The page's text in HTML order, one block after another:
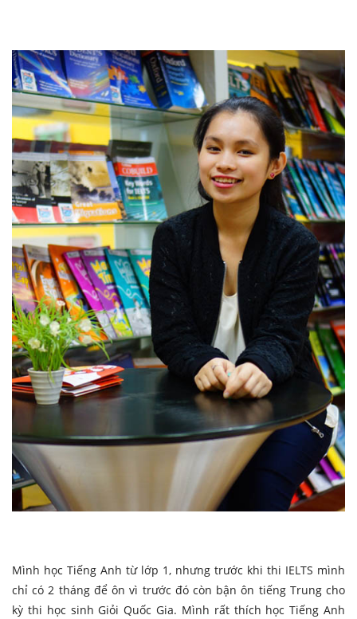
Mình học Tiếng Anh từ lớp 1, nhưng trước khi thi IELTS mình
chỉ có 2 tháng để ôn vì trước đó còn bận ôn tiếng Trung cho
kỳ thi học sinh Giỏi Quốc Gia. Mình rất thích học Tiếng Anh